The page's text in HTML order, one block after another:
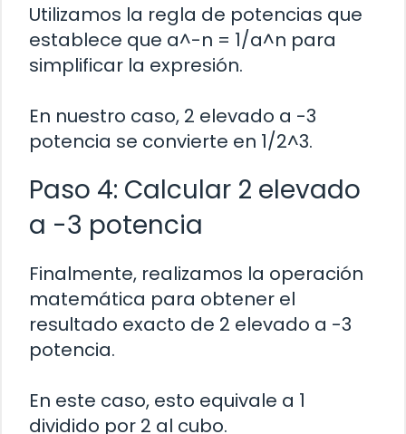
Utilizamos la regla de potencias que
establece que a^-n = 1/a^n para
simplificar la expresión.
En nuestro caso, 2 elevado a -3
potencia se convierte en 1/2^3.
Paso 4: Calcular 2 elevado
a -3 potencia
Finalmente, realizamos la operación
matemática para obtener el
resultado exacto de 2 elevado a -3
potencia.
En este caso, esto equivale a 1
dividido por 2 al cubo.